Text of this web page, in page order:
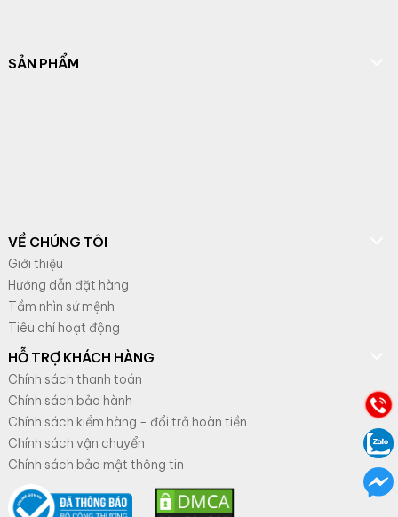
SẢN PHẨM
VỀ CHÚNG TÔI
Giới thiệu
Hướng dẫn đặt hàng
Tầm nhìn sứ mệnh
Tiêu chí hoạt động
HỖ TRỢ KHÁCH HÀNG
Chính sách thanh toán
Chính sách bảo hành
Chính sách kiểm hàng - đổi trả hoàn tiền
Chính sách vận chuyển
Chính sách bảo mật thông tin